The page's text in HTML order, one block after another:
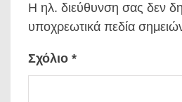
Η ηλ. διεύθυνση σας δεν
υποχρεωτικά πεδία
Σχόλιο *